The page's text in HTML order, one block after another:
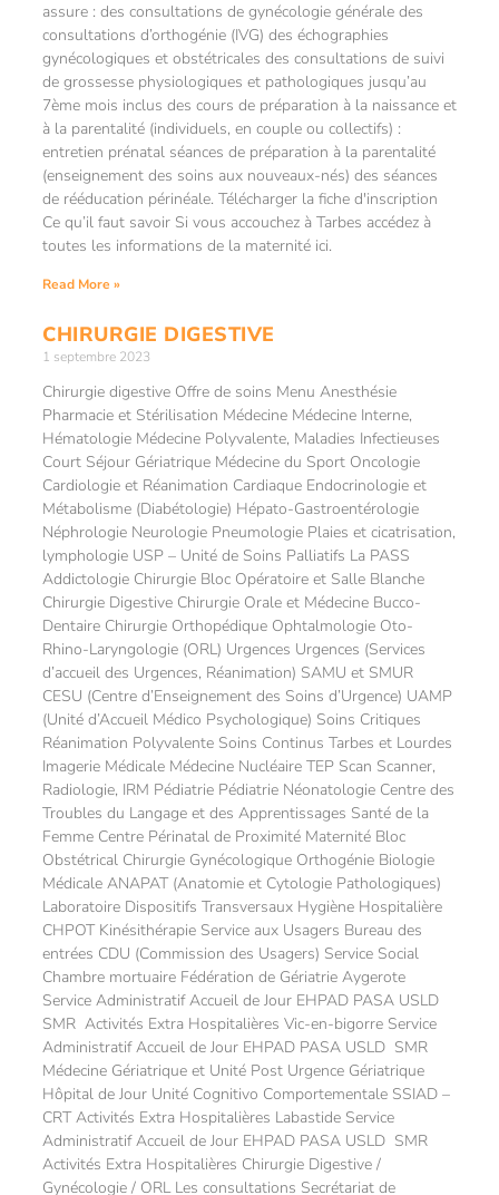
assure : des consultations de gynécologie générale des
consultations d’orthogénie (IVG) des échographies
gynécologiques et obstétricales des consultations de suivi
de grossesse physiologiques et pathologiques jusqu’au
7ème mois inclus des cours de préparation à la naissance et
à la parentalité (individuels, en couple ou collectifs) :
entretien prénatal séances de préparation à la parentalité
(enseignement des soins aux nouveaux-nés) des séances
de rééducation périnéale. Télécharger la fiche d'inscription
Ce qu’il faut savoir Si vous accouchez à Tarbes accédez à
toutes les informations de la maternité ici.
Read More »
CHIRURGIE DIGESTIVE
1 septembre 2023
Chirurgie digestive Offre de soins Menu Anesthésie
Pharmacie et Stérilisation Médecine Médecine Interne,
Hématologie Médecine Polyvalente, Maladies Infectieuses
Court Séjour Gériatrique Médecine du Sport Oncologie
Cardiologie et Réanimation Cardiaque Endocrinologie et
Métabolisme (Diabétologie) Hépato-Gastroentérologie
Néphrologie Neurologie Pneumologie Plaies et cicatrisation,
lymphologie USP – Unité de Soins Palliatifs La PASS
Addictologie Chirurgie Bloc Opératoire et Salle Blanche
Chirurgie Digestive Chirurgie Orale et Médecine Bucco-
Dentaire Chirurgie Orthopédique Ophtalmologie Oto-
Rhino-Laryngologie (ORL) Urgences Urgences (Services
d’accueil des Urgences, Réanimation) SAMU et SMUR
CESU (Centre d’Enseignement des Soins d’Urgence) UAMP
(Unité d’Accueil Médico Psychologique) Soins Critiques
Réanimation Polyvalente Soins Continus Tarbes et Lourdes
Imagerie Médicale Médecine Nucléaire TEP Scan Scanner,
Radiologie, IRM Pédiatrie Pédiatrie Néonatologie Centre des
Troubles du Langage et des Apprentissages Santé de la
Femme Centre Périnatal de Proximité Maternité Bloc
Obstétrical Chirurgie Gynécologique Orthogénie Biologie
Médicale ANAPAT (Anatomie et Cytologie Pathologiques)
Laboratoire Dispositifs Transversaux Hygiène Hospitalière
CHPOT Kinésithérapie Service aux Usagers Bureau des
entrées CDU (Commission des Usagers) Service Social
Chambre mortuaire Fédération de Gériatrie Aygerote
Service Administratif Accueil de Jour EHPAD PASA USLD
SMR Activités Extra Hospitalières Vic-en-bigorre Service
Administratif Accueil de Jour EHPAD PASA USLD SMR
Médecine Gériatrique et Unité Post Urgence Gériatrique
Hôpital de Jour Unité Cognitivo Comportementale SSIAD –
CRT Activités Extra Hospitalières Labastide Service
Administratif Accueil de Jour EHPAD PASA USLD SMR
Activités Extra Hospitalières Chirurgie Digestive /
Gynécologie / ORL Les consultations Secrétariat de